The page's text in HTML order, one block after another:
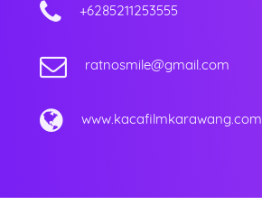
+6285211253555
ratnosmile@gmail.com
www.kacafilmkarawang.com